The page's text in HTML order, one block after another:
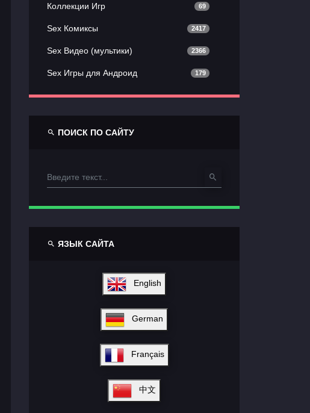
Коллекции Игр 69
Sex Комиксы 2417
Sex Видео (мультики) 2366
Sex Игры для Андроид 179
ПОИСК ПО САЙТУ
ЯЗЫК САЙТА
English
German
Français
中文